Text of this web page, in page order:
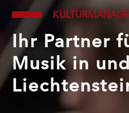
Ihr Partner
Musik in